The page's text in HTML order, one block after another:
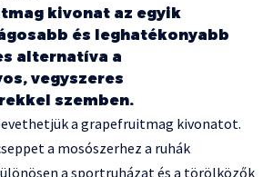
kivonat az egyik
és leghatékonyabb
alternatíva a
vegyszeres
szemben.
a grapefruitmag kivonatot.
a mosószerhez a ruhák
a sportruházat és a törölközők